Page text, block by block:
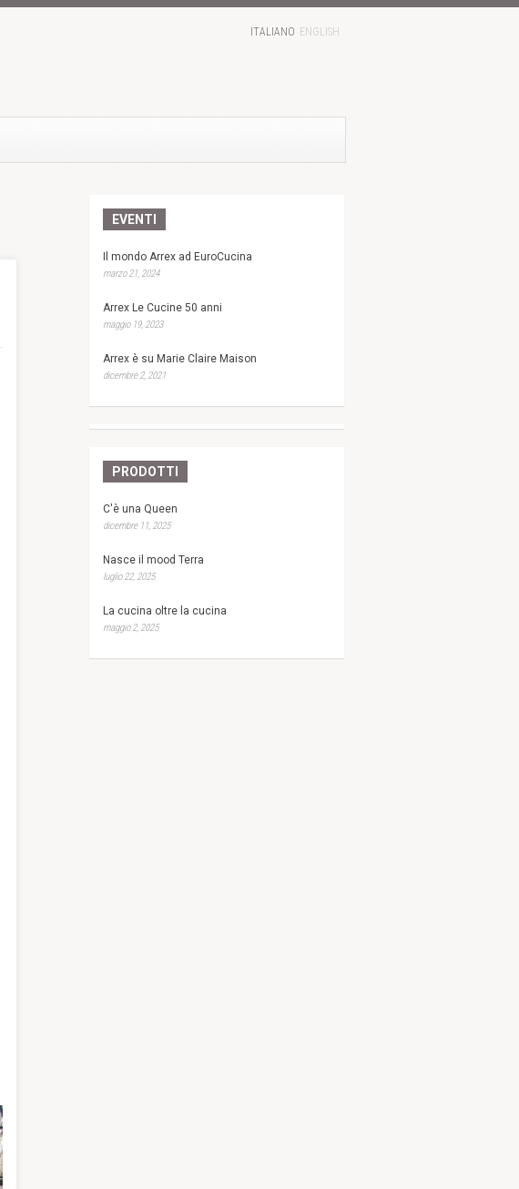
ITALIANO ENGLISH
EVENTI
Il mondo Arrex ad EuroCucina
marzo 21, 2024
Arrex Le Cucine 50 anni
maggio 19, 2023
Arrex è su Marie Claire Maison
dicembre 2, 2021
PRODOTTI
C'è una Queen
dicembre 11, 2025
Nasce il mood Terra
luglio 22, 2025
La cucina oltre la cucina
maggio 2, 2025